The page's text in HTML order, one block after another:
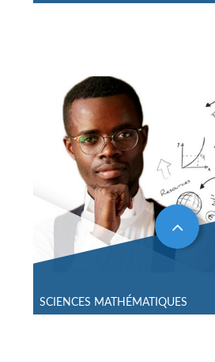
SCIENCES MATHÉMATIQUES